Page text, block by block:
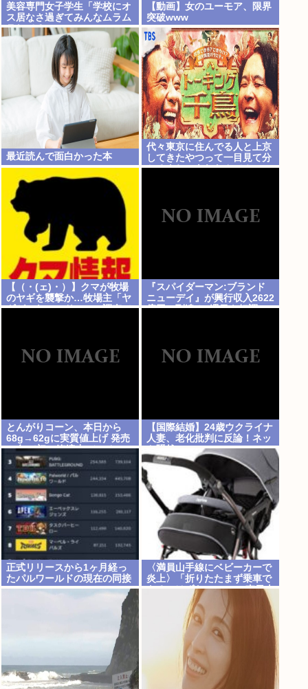
美容専門女子学生「学校にオ
ス居なさ過ぎてみんなムラム
ラしてる 」
【動画】女のユーモア、限界
突破www
最近読んで面白かった本
代々東京に住んでる人と上京
してきたやつって一目見て分
かるよね。あれなんで？
【（・(ェ)・）】クマが牧場
のヤギを襲撃か…牧場主「ヤ
ギがいない」ドローン調査で
『スパイダーマン:ブランド
ニューデイ』が興行収入2622
億円に到達！2週目も好調に
とんがりコーン、本日から
68g→62gに実質値上げ 発売
48年で初の箱縮小 メーカー
「CO2も1067トン削減でき
ます笑」
【国際結婚】24歳ウクライナ
人妻、老化批判に反論！ネッ
正式リリースから1ヶ月経っ
たパルワールドの現在の同接
www
〈満員山手線にベビーカーで
炎上〉「折りたたまず乗車で
きる」はずなのに…JR東日本
が示した見解